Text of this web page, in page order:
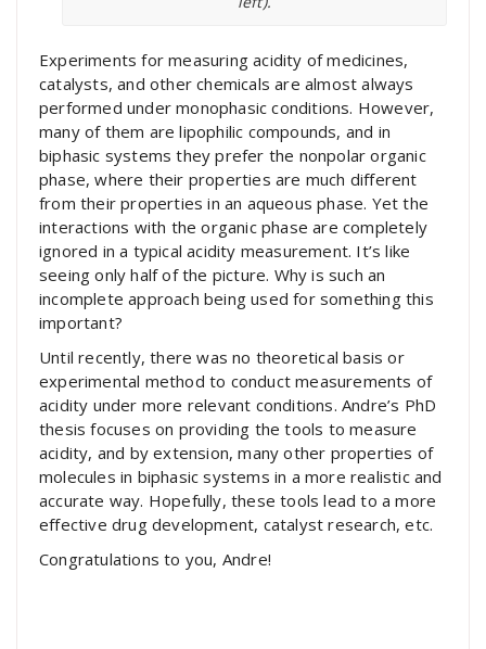
Experiments for measuring acidity of medicines,
catalysts, and other chemicals are almost always
performed under monophasic conditions. However,
many of them are lipophilic compounds, and in
biphasic systems they prefer the nonpolar organic
phase, where their properties are much different
from their properties in an aqueous phase. Yet the
interactions with the organic phase are completely
ignored in a typical acidity measurement. It’s like
seeing only half of the picture. Why is such an
incomplete approach being used for something this
important?
Until recently, there was no theoretical basis or
experimental method to conduct measurements of
acidity under more relevant conditions. Andre’s PhD
thesis focuses on providing the tools to measure
acidity, and by extension, many other properties of
molecules in biphasic systems in a more realistic and
accurate way. Hopefully, these tools lead to a more
effective drug development, catalyst research, etc.
Congratulations to you, Andre!